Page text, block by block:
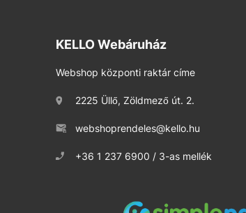
KELLO Webáruház
Webshop központi raktár címe
2225 Üllő, Zöldmező út. 2.
webshoprendeles@kello.hu
+36 1 237 6900 / 3-as mellék